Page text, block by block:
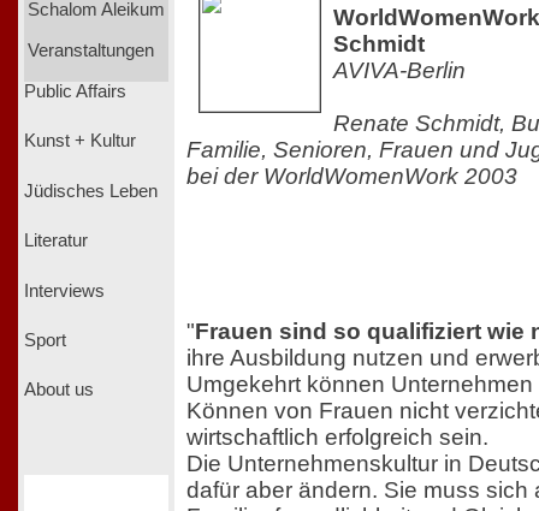
Schalom Aleikum
Veranstaltungen
Public Affairs
Kunst + Kultur
Jüdisches Leben
Literatur
Interviews
Sport
About us
Schmidt
AVIVA-Berlin
Renate Schmidt,
Familie, Senioren, Frauen und
bei der WorldWomenWork 2003
"Frauen sind so qualifiziert wie
ihre Ausbildung nutzen und
Umgekehrt können
Können von Frauen nicht
wirtschaftlich erfolgreich sein.
Die Unternehmenskultur in
dafür aber ändern. Sie muss sich